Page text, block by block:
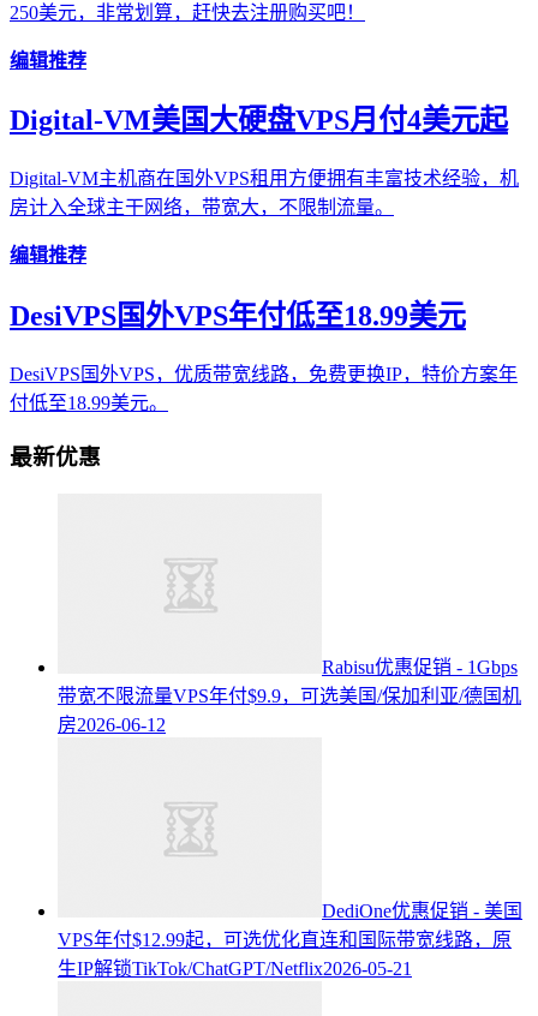
250美元，非常划算，赶快去注册购买吧！
编辑推荐
Digital-VM美国大硬盘VPS月付4美元起
Digital-VM主机商在国外VPS租用方便拥有丰富技术经验，机
房计入全球主干网络，带宽大，不限制流量。
编辑推荐
DesiVPS国外VPS年付低至18.99美元
DesiVPS国外VPS，优质带宽线路，免费更换IP，特价方案年
付低至18.99美元。
最新优惠
Rabisu优惠促销 - 1Gbps
带宽不限流量VPS年付$9.9，可选美国/保加利亚/德国机
房2026-06-12
DediOne优惠促销 - 美国
VPS年付$12.99起，可选优化直连和国际带宽线路，原
生IP解锁TikTok/ChatGPT/Netflix2026-05-21